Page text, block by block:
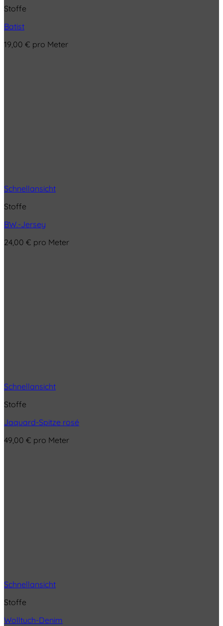
Stoffe
Batist
19,00 € pro Meter
Schnellansicht
Stoffe
BW.-Jersey
24,00 € pro Meter
Schnellansicht
Stoffe
Jaquard-Spitze rosé
49,00 € pro Meter
Schnellansicht
Stoffe
Wolltuch-Denim